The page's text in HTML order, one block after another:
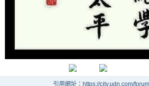
引用網址：https://city.udn.com/